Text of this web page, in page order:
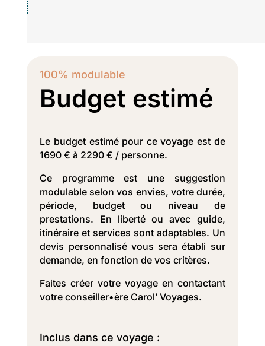
100% modulable
Budget estimé
Le budget estimé pour ce voyage est de
1690 € à 2290 € / personne.
Ce programme est une suggestion
modulable selon vos envies, votre durée,
période, budget ou niveau de
prestations. En liberté ou avec guide,
itinéraire et services sont adaptables. Un
devis personnalisé vous sera établi sur
demande, en fonction de vos critères.
Faites créer votre voyage en contactant
votre conseiller•ère Carol’ Voyages.
Inclus dans ce voyage :